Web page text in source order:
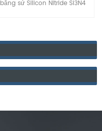
bằng sứ Silicon Nitride Si3N4